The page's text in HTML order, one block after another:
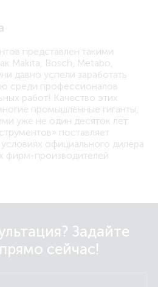
представлен такими
Makita, Bosch, Metabo,
давно успели заработать
среди профессионалов
работ! Качество этих
промышленные гиганты,
уже не один десяток лет.
поставляет
официального дилера
фирм-производителей
Задайте
сейчас!